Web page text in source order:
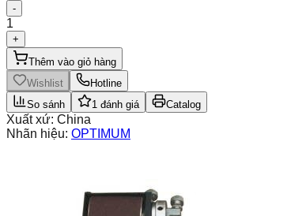
-
1
+
Thêm vào giỏ hàng
Wishlist
Hotline
So sánh
1 đánh giá Catalog
Xuất xứ: China
Nhãn hiệu: OPTIMUM